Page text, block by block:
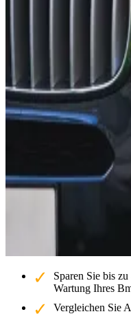
Sparen Sie bis zu
Wartung Ihres
Vergleichen Sie